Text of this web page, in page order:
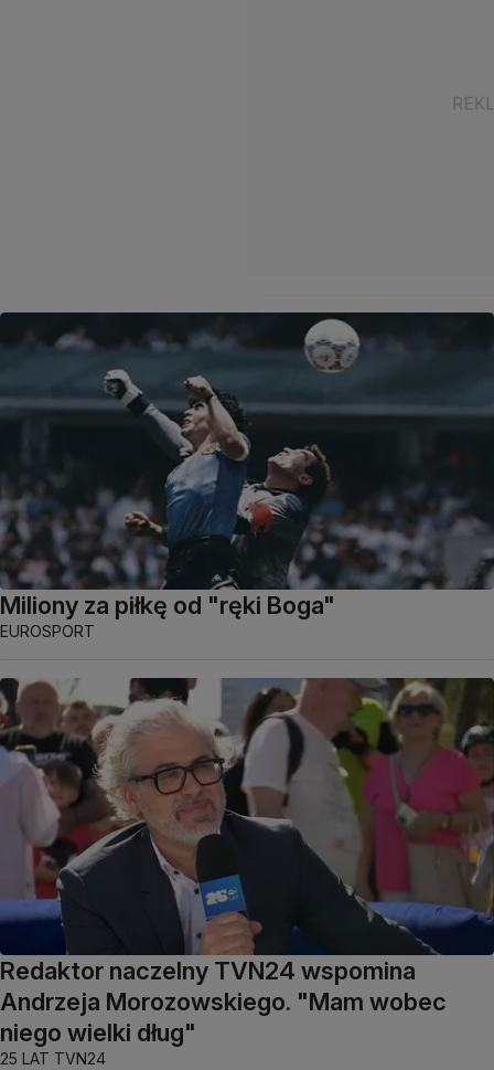
Miliony za piłkę od "ręki Boga"
EUROSPORT
Redaktor naczelny TVN24 wspomina
Andrzeja Morozowskiego. "Mam wobec
niego wielki dług"
25 LAT TVN24